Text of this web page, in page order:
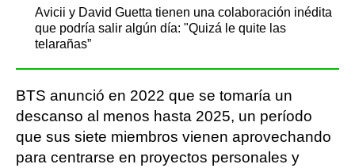
Avicii y David Guetta tienen una colaboración inédita
que podría salir algún día: "Quizá le quite las
telarañas”
BTS anunció en 2022 que se tomaría un
descanso al menos hasta 2025, un período
que sus siete miembros vienen aprovechando
para centrarse en proyectos personales y